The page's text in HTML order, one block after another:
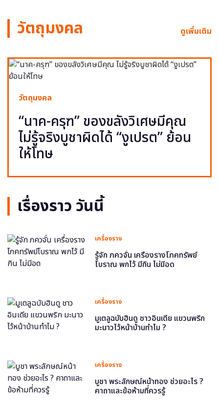
วัตถุมงคล ดูเพิ่มเติม
วัตถุมงคล
“นาค-ครุฑ” ของขลังวิเศษมีคุณ
ไม่รู้จริงบูชาผิดได้ “งูเปรต” ย้อน
ให้โทษ
เรื่องราว วันนี้
เครื่องราง
รู้จัก ภควจั่น เครื่องรางโภคทรัพย์
โบราณ พกไว้ มีกิน ไม่มีอด
เครื่องราง
มูเตลูฉบับฮินดู ชาวอินเดีย แขวนพริก
มะนาวไว้หน้าบ้านทำไม ?
เครื่องราง
บูชา พระลักษณ์หน้าทอง ช่วยอะไร ?
คาถาและข้อห้ามที่ควรรู้